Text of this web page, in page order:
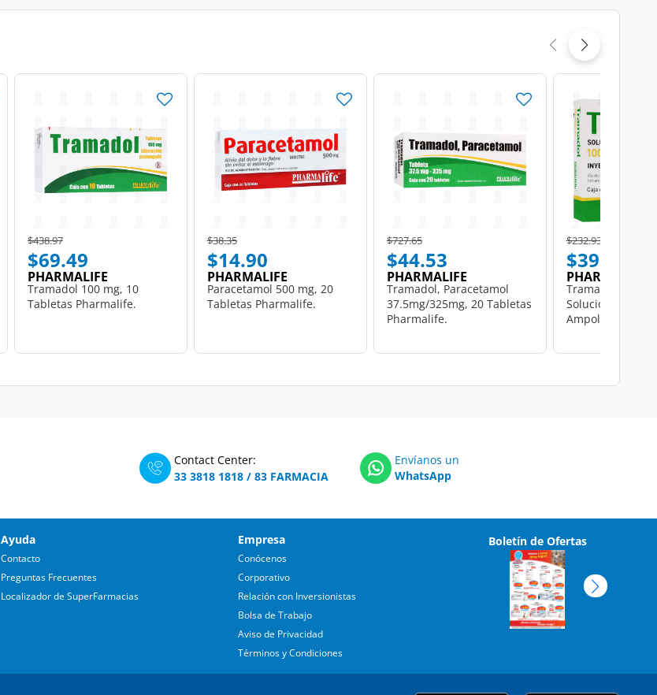
Price reduced from
$438.97to
$69.49
PHARMALIFE
Tramadol 100 mg, 10
Tabletas Pharmalife.
Price reduced from
$38.35to
$14.90
PHARMALIFE
Paracetamol 500 mg, 20
Tabletas Pharmalife.
Price reduced from
$727.65to
$44.53
PHARMALIFE
Tramadol, Paracetamol
37.5mg/325mg, 20 Tabletas
Pharmalife.
Price reduced from
$232.93
$39.99
PHARMALIFE
Tramadol
Solución
Ampolletas con
Contact Center:
33 3818 1818 / 83 FARMACIA
Envíanos un
WhatsApp
Ayuda
Contacto
Preguntas Frecuentes
Localizador de SuperFarmacias
Empresa
Conócenos
Corporativo
Relación con Inversionistas
Bolsa de Trabajo
Aviso de Privacidad
Términos y Condiciones
Boletín de Ofertas